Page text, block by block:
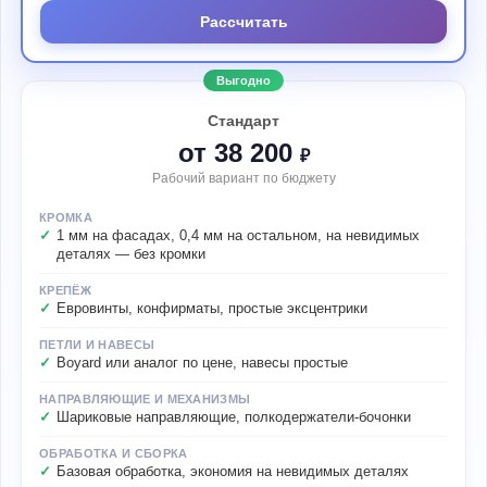
Выгодно
Стандарт
от 38 200 ₽
Рабочий вариант по бюджету
КРОМКА
1 мм на фасадах, 0,4 мм на остальном, на невидимых
деталях — без кромки
КРЕПЁЖ
Евровинты, конфирматы, простые эксцентрики
ПЕТЛИ И НАВЕСЫ
Boyard или аналог по цене, навесы простые
НАПРАВЛЯЮЩИЕ И МЕХАНИЗМЫ
Шариковые направляющие, полкодержатели-бочонки
ОБРАБОТКА И СБОРКА
Базовая обработка, экономия на невидимых деталях
Рассчитать